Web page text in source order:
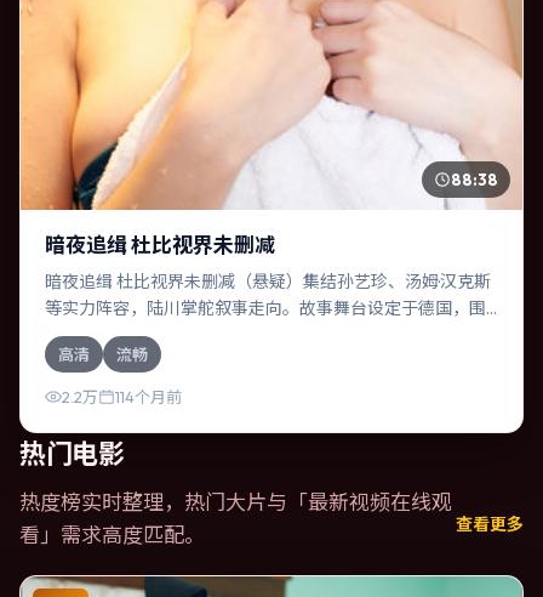
88:38
暗夜追缉 杜比视界未删减
暗夜追缉 杜比视界未删减（悬疑）集结孙艺珍、汤姆·汉克斯
等实力阵容，陆川掌舵叙事走向。故事舞台设定于德国，围
绕一次意外选择展开连锁反应；配乐与色彩高度服务于主
题，结尾留白耐人寻味。
高清 流畅
2.2万 114个月前
热门电影
热度榜实时整理，热门大片与「最新视频在线观
看 」需求高度匹配。 查看更多